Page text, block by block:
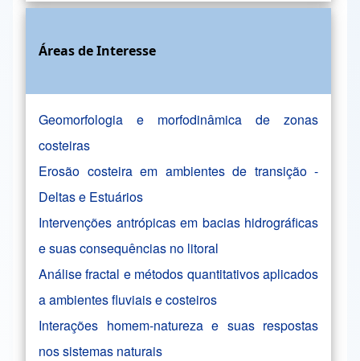
Áreas de Interesse
Geomorfologia e morfodinâmica de zonas
costeiras
Erosão costeira em ambientes de transição -
Deltas e Estuários
Intervenções antrópicas em bacias hidrográficas
e suas consequências no litoral
Análise fractal e métodos quantitativos aplicados
a ambientes fluviais e costeiros
Interações homem-natureza e suas respostas
nos sistemas naturais